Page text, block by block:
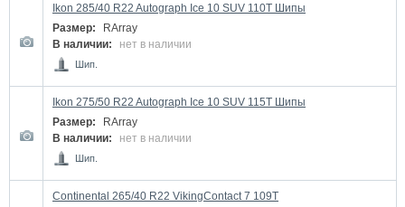
Ikon 285/40 R22 Autograph Ice 10 SUV 110T Шипы
Размер:
RArray
В наличии:
нет в наличии
Шип.
Ikon 275/50 R22 Autograph Ice 10 SUV 115T Шипы
Размер:
RArray
В наличии:
нет в наличии
Шип.
Continental 265/40 R22 VikingContact 7 109T